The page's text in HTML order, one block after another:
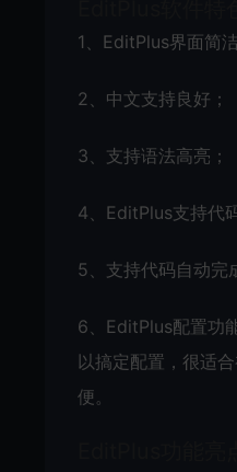
1、EditPlus界面简
2、中文支持良好；
3、支持语法高亮；
4、EditPlus支持代
5、支持代码自动完
6、EditPlus配置功
以搞定配置，很适
便。